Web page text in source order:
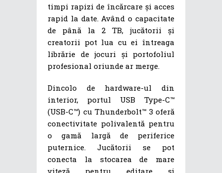
timpi rapizi de încărcare și acces
rapid la date. Având o capacitate
de până la 2 TB, jucătorii și
creatorii pot lua cu ei întreaga
librărie de jocuri și portofoliul
profesional oriunde ar merge.
Dincolo de hardware-ul din
interior, portul USB Type-C™
(USB-C™) cu Thunderbolt™ 3 oferă
conectivitate polivalentă pentru
o gamă largă de periferice
puternice. Jucătorii se pot
conecta la stocarea de mare
viteză pentru editare și